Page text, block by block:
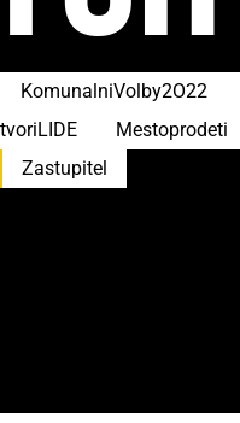
KomunalniVolby2O22
Mestoprodeti
Zastupitel